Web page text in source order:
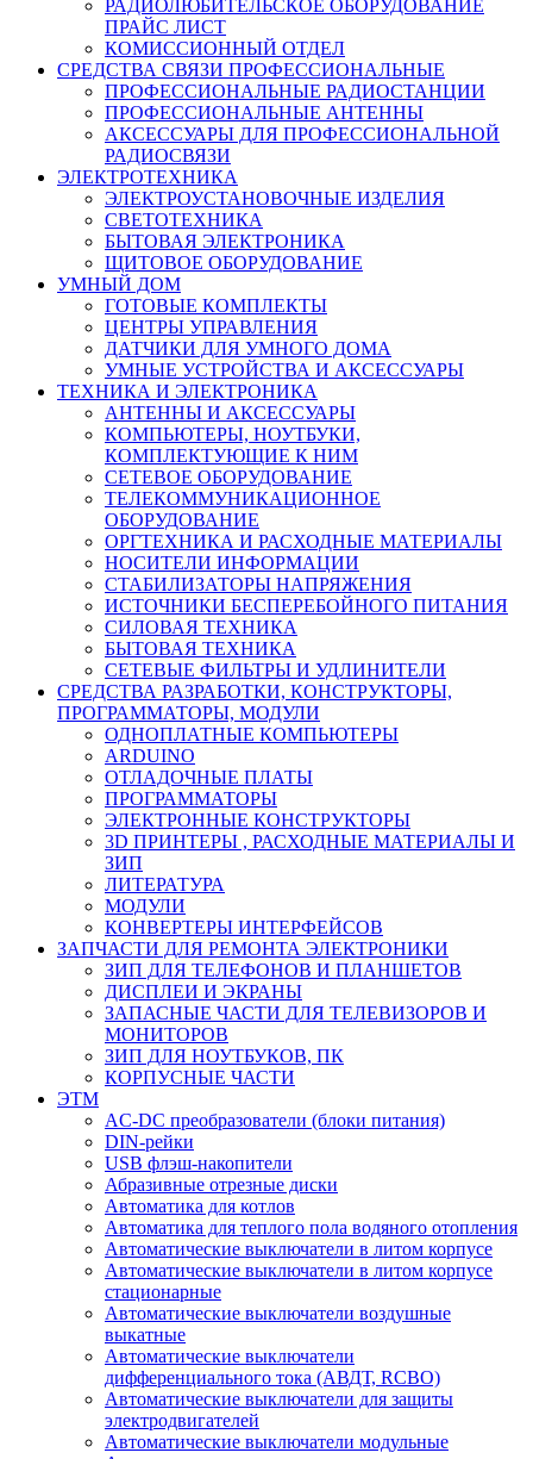
РАДИОЛЮБИТЕЛЬСКОЕ ОБОРУДОВАНИЕ
ПРАЙС ЛИСТ
КОМИССИОННЫЙ ОТДЕЛ
СРЕДСТВА СВЯЗИ ПРОФЕССИОНАЛЬНЫЕ
ПРОФЕССИОНАЛЬНЫЕ РАДИОСТАНЦИИ
ПРОФЕССИОНАЛЬНЫЕ АНТЕННЫ
АКСЕССУАРЫ ДЛЯ ПРОФЕССИОНАЛЬНОЙ
РАДИОСВЯЗИ
ЭЛЕКТРОТЕХНИКА
ЭЛЕКТРОУСТАНОВОЧНЫЕ ИЗДЕЛИЯ
СВЕТОТЕХНИКА
БЫТОВАЯ ЭЛЕКТРОНИКА
ЩИТОВОЕ ОБОРУДОВАНИЕ
УМНЫЙ ДОМ
ГОТОВЫЕ КОМПЛЕКТЫ
ЦЕНТРЫ УПРАВЛЕНИЯ
ДАТЧИКИ ДЛЯ УМНОГО ДОМА
УМНЫЕ УСТРОЙСТВА И АКСЕССУАРЫ
ТЕХНИКА И ЭЛЕКТРОНИКА
АНТЕННЫ И АКСЕССУАРЫ
КОМПЬЮТЕРЫ, НОУТБУКИ,
КОМПЛЕКТУЮЩИЕ К НИМ
СЕТЕВОЕ ОБОРУДОВАНИЕ
ТЕЛЕКОММУНИКАЦИОННОЕ
ОБОРУДОВАНИЕ
ОРГТЕХНИКА И РАСХОДНЫЕ МАТЕРИАЛЫ
НОСИТЕЛИ ИНФОРМАЦИИ
СТАБИЛИЗАТОРЫ НАПРЯЖЕНИЯ
ИСТОЧНИКИ БЕСПЕРЕБОЙНОГО ПИТАНИЯ
СИЛОВАЯ ТЕХНИКА
БЫТОВАЯ ТЕХНИКА
СЕТЕВЫЕ ФИЛЬТРЫ И УДЛИНИТЕЛИ
СРЕДСТВА РАЗРАБОТКИ, КОНСТРУКТОРЫ,
ПРОГРАММАТОРЫ, МОДУЛИ
ОДНОПЛАТНЫЕ КОМПЬЮТЕРЫ
ARDUINO
ОТЛАДОЧНЫЕ ПЛАТЫ
ПРОГРАММАТОРЫ
ЭЛЕКТРОННЫЕ КОНСТРУКТОРЫ
3D ПРИНТЕРЫ , РАСХОДНЫЕ МАТЕРИАЛЫ И
ЗИП
ЛИТЕРАТУРА
МОДУЛИ
КОНВЕРТЕРЫ ИНТЕРФЕЙСОВ
ЗАПЧАСТИ ДЛЯ РЕМОНТА ЭЛЕКТРОНИКИ
ЗИП ДЛЯ ТЕЛЕФОНОВ И ПЛАНШЕТОВ
ДИСПЛЕИ И ЭКРАНЫ
ЗАПАСНЫЕ ЧАСТИ ДЛЯ ТЕЛЕВИЗОРОВ И
МОНИТОРОВ
ЗИП ДЛЯ НОУТБУКОВ, ПК
КОРПУСНЫЕ ЧАСТИ
ЭТМ
AC-DC преобразователи (блоки питания)
DIN-рейки
USB флэш-накопители
Абразивные отрезные диски
Автоматика для котлов
Автоматика для теплого пола водяного отопления
Автоматические выключатели в литом корпусе
Автоматические выключатели в литом корпусе
стационарные
Автоматические выключатели воздушные
выкатные
Автоматические выключатели
дифференциального тока (АВДТ, RCBO)
Автоматические выключатели для защиты
электродвигателей
Автоматические выключатели модульные